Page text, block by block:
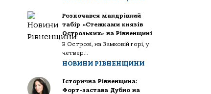
Розпочався мандрівний
табір «Стежками князів
Острозьких» на Рівненщині
В Острозі, на Замковій горі, у
четвер...
НОВИНИ РІВНЕНЩИНИ
Історична Рівненщина:
Форт-застава Дубно на